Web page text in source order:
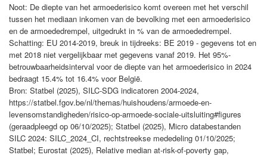
Noot: De diepte van het armoederisico komt overeen met het verschil
tussen het mediaan inkomen van de bevolking met een armoederisico
en de armoededrempel, uitgedrukt in % van de armoededrempel.
Schatting: EU 2014-2019, breuk in tijdreeks: BE 2019 - gegevens tot en
met 2018 niet vergelijkbaar met gegevens vanaf 2019. Het 95%-
betrouwbaarheidsinterval voor de diepte van het armoederisico in 2024
bedraagt 15.4% tot 16.4% voor België.
Bron: Statbel (2025), SILC-SDG indicatoren 2004-2024,
https://statbel.fgov.be/nl/themas/huishoudens/armoede-en-
levensomstandigheden/risico-op-armoede-sociale-uitsluiting#figures
(geraadpleegd op 06/10/2025); Statbel (2025), Micro databestanden
SILC 2024: SILC_2024_CI, rechtstreekse mededeling 01/10/2025;
Statbel; Eurostat (2025), Relative median at-risk-of-poverty gap,